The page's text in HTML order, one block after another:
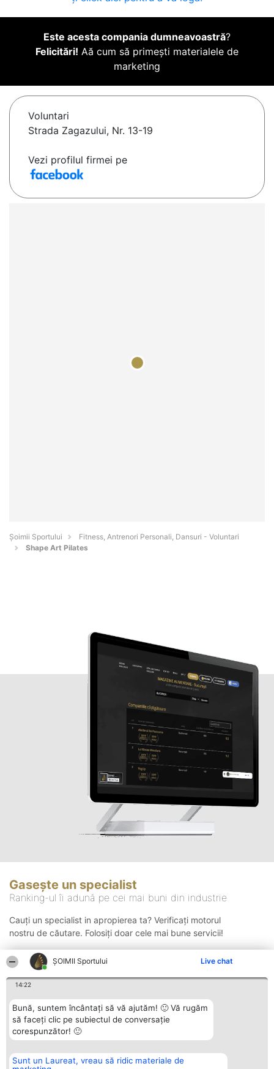
ȘOIMII Sportului Live chat
14:22
Bună, suntem încântați să vă ajutăm! 🙂 Vă rugăm
să faceți clic pe subiectul de conversație
corespunzător! 🙂
Sunt un Laureat, vreau să ridic materiale de
Este acesta compania dumneavoastră?
Felicitări! Aă cum să primești materialele de
marketing
Voluntari
Strada Zagazului, Nr. 13-19
Vezi profilul firmei pe
Șoimii Sportului
Fitness, Antrenori Personali, Dansuri - Voluntari
Shape Art Pilates
Gasește un specialist
Ranking-ul îi adună pe cei mai buni din industrie
Cauți un specialist in apropierea ta? Verificați motorul
nostru de căutare. Folosiți doar cele mai bune servicii!
Organizator Ranking Plebiscyt Contact